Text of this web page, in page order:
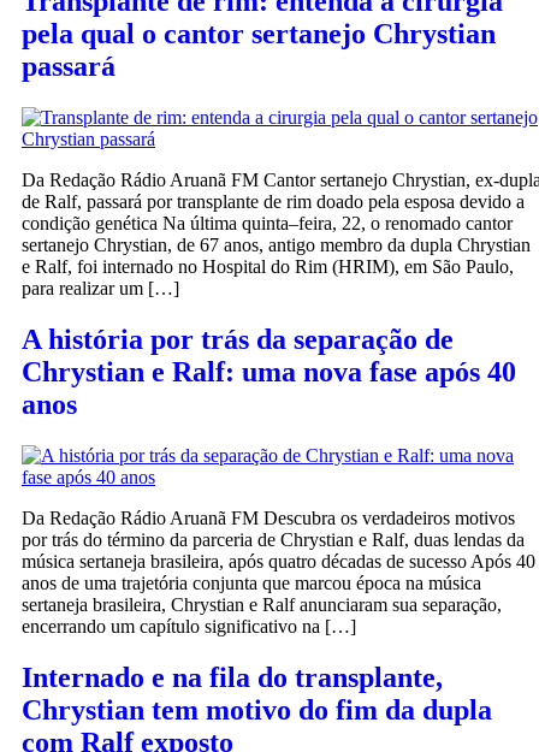
pela qual o cantor sertanejo Chrystian
passará
Da Redação Rádio Aruanã FM Cantor sertanejo Chrystian, ex-
de Ralf, passará por transplante de rim doado pela esposa devido a
condição genética Na última quinta–feira, 22, o renomado cantor
sertanejo Chrystian, de 67 anos, antigo membro da dupla Chrystian
e Ralf, foi internado no Hospital do Rim (HRIM), em São Paulo,
para realizar um […]
A história por trás da separação de
Chrystian e Ralf: uma nova fase após 40
anos
Da Redação Rádio Aruanã FM Descubra os verdadeiros motivos
por trás do término da parceria de Chrystian e Ralf, duas lendas da
música sertaneja brasileira, após quatro décadas de sucesso Após 40
anos de uma trajetória conjunta que marcou época na música
sertaneja brasileira, Chrystian e Ralf anunciaram sua separação,
encerrando um capítulo significativo na […]
Internado e na fila do transplante,
Chrystian tem motivo do fim da dupla
com Ralf exposto